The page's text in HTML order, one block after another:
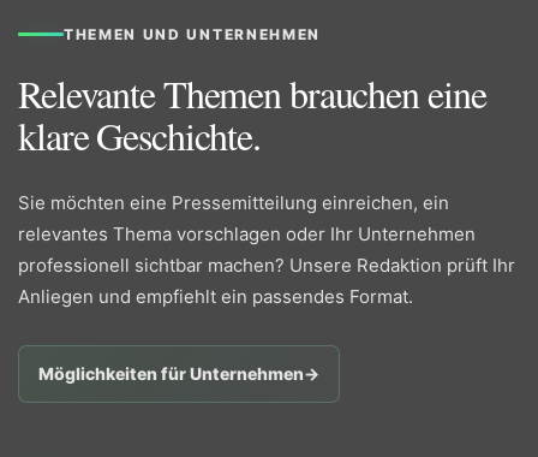
THEMEN UND UNTERNEHMEN
Relevante Themen brauchen eine
klare Geschichte.
Sie möchten eine Pressemitteilung einreichen, ein
relevantes Thema vorschlagen oder Ihr Unternehmen
professionell sichtbar machen? Unsere Redaktion prüft Ihr
Anliegen und empfiehlt ein passendes Format.
Möglichkeiten für Unternehmen→